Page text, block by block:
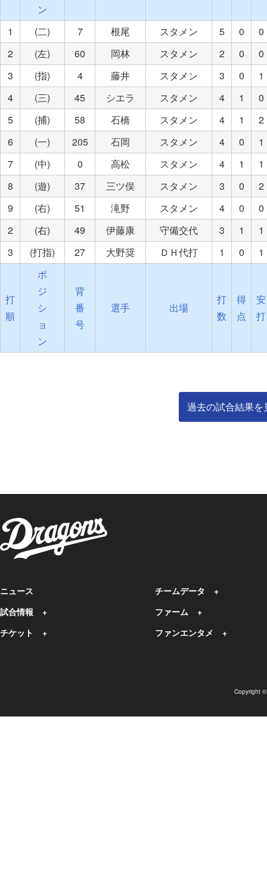
ン
1 (二) 7 根尾 スタメン 5 0
0
2
(左) 60 岡林 スタメン 2 0
0
3
(指) 4 藤井 スタメン 3 0
1
4
(三) 45 シエラ スタメン 4 1
0
5
(捕) 58 石橋 スタメン 4 1
2
6
(一) 205 石岡 スタメン 4 0
1
7
(中) 0 高松 スタメン 4 1
1
8
(遊) 37 三ツ俣 スタメン 3 0
2
9
(右) 51 滝野 スタメン 4 0
0
2
(右) 49 伊藤康 守備交代 3 1
1
3
(打指) 27 大野奨 ＤＨ代打 1 0 1
打
順
ポ
ジ
シ
ョ
ン
背
番
号
選手 出場
打
数
得
点
安
打
過去の試合結果
ニュース
試合情報
チケット
チームデータ
ファーム
ファンエンタメ
Copyright